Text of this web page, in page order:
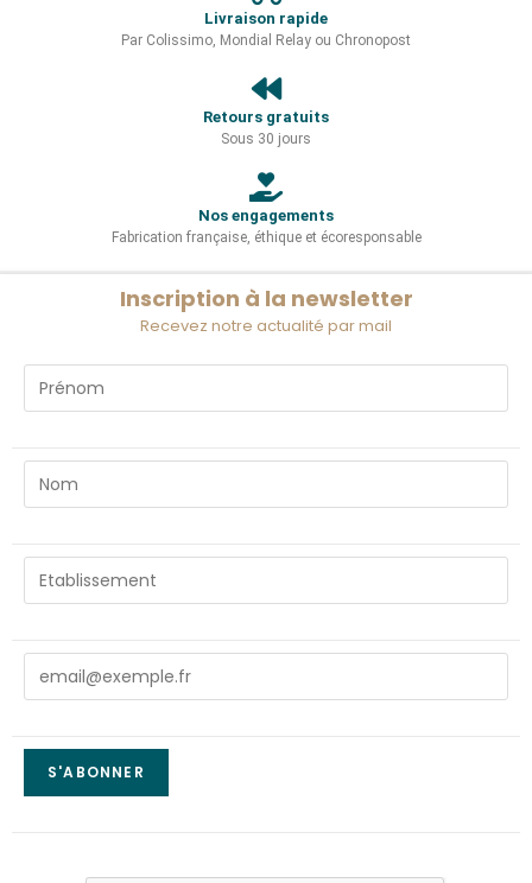
Livraison rapide
Par Colissimo, Mondial Relay ou Chronopost
Retours gratuits
Sous 30 jours
Nos engagements
Fabrication française, éthique et écoresponsable
Inscription à la newsletter
Recevez notre actualité par mail